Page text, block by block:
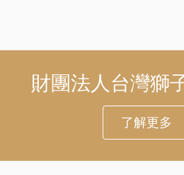
財團法人台灣獅
了解更多